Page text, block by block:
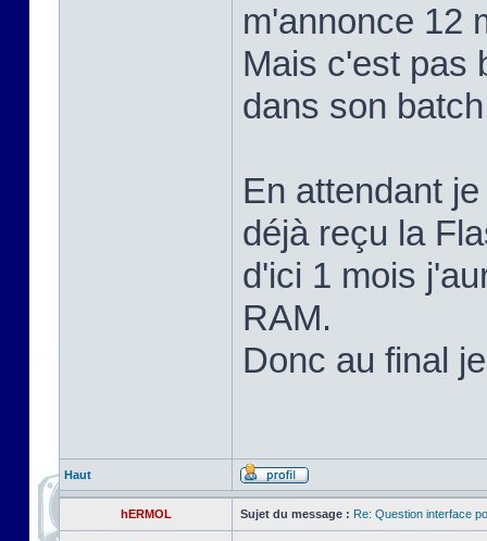
m'annonce 12
Mais c'est pas
dans son
En attendant
déjà reçu la
d'ici 1 mois
RAM.
Donc au final
Haut
hERMOL Sujet du message : Re: Question interface